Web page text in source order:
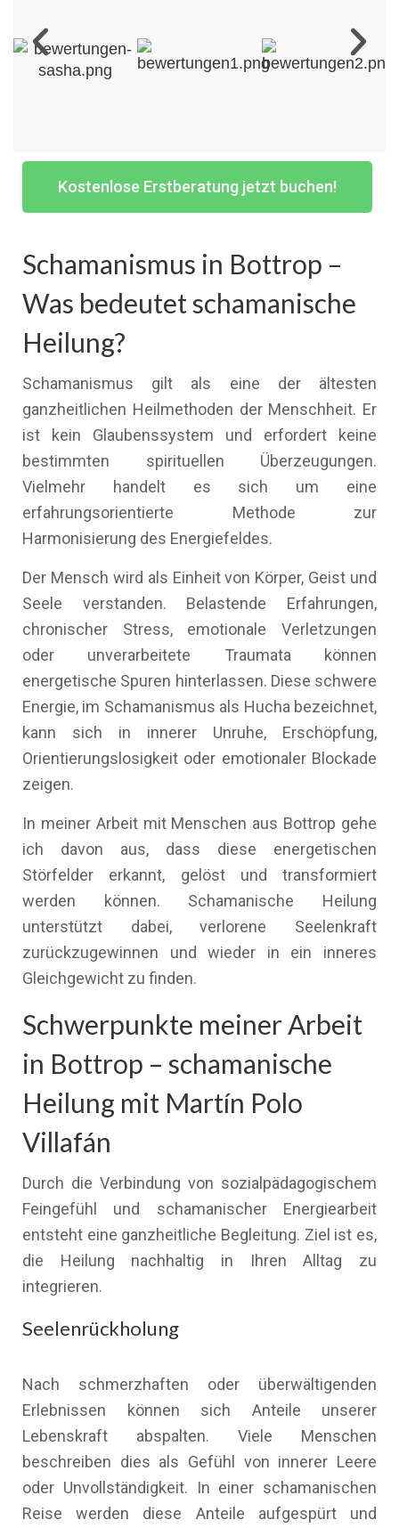
Kostenlose Erstberatung jetzt buchen!
Schamanismus in Bottrop –
Was bedeutet schamanische
Heilung?
Schamanismus gilt als eine der ältesten
ganzheitlichen Heilmethoden der Menschheit. Er
ist kein Glaubenssystem und erfordert keine
bestimmten spirituellen Überzeugungen.
Vielmehr handelt es sich um eine
erfahrungsorientierte Methode zur
Harmonisierung des Energiefeldes.
Der Mensch wird als Einheit von Körper, Geist und
Seele verstanden. Belastende Erfahrungen,
chronischer Stress, emotionale Verletzungen
oder unverarbeitete Traumata können
energetische Spuren hinterlassen. Diese schwere
Energie, im Schamanismus als Hucha bezeichnet,
kann sich in innerer Unruhe, Erschöpfung,
Orientierungslosigkeit oder emotionaler Blockade
zeigen.
In meiner Arbeit mit Menschen aus Bottrop gehe
ich davon aus, dass diese energetischen
Störfelder erkannt, gelöst und transformiert
werden können. Schamanische Heilung
unterstützt dabei, verlorene Seelenkraft
zurückzugewinnen und wieder in ein inneres
Gleichgewicht zu finden.
Schwerpunkte meiner Arbeit
in Bottrop – schamanische
Heilung mit Martín Polo
Villafán
Durch die Verbindung von sozialpädagogischem
Feingefühl und schamanischer Energiearbeit
entsteht eine ganzheitliche Begleitung. Ziel ist es,
die Heilung nachhaltig in Ihren Alltag zu
integrieren.
Seelenrückholung
Nach schmerzhaften oder überwältigenden
Erlebnissen können sich Anteile unserer
Lebenskraft abspalten. Viele Menschen
beschreiben dies als Gefühl von innerer Leere
oder Unvollständigkeit. In einer schamanischen
Reise werden diese Anteile aufgespürt und